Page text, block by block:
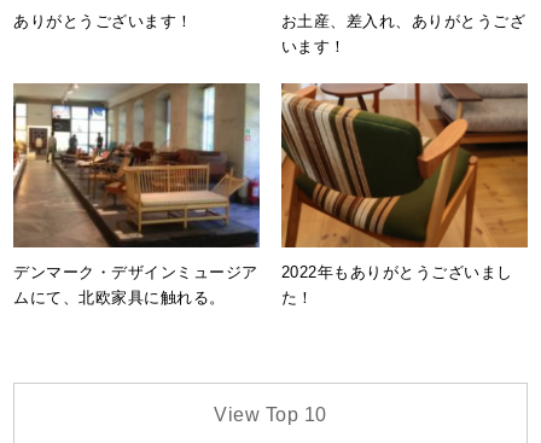
ありがとうございます！
お土産、差入れ、ありがとうござ
います！
デンマーク・デザインミュージア
ムにて、北欧家具に触れる。
2022年もありがとうございまし
た！
View Top 10